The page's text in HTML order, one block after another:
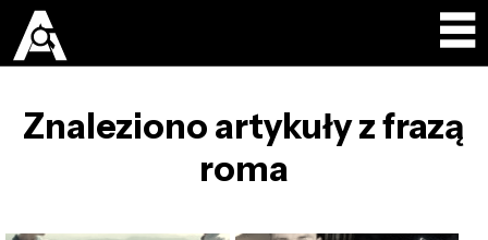
Znaleziono artykuły z frazą
roma